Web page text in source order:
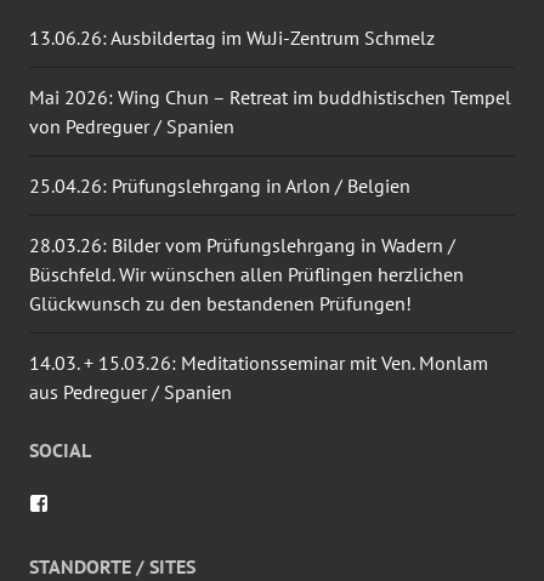
13.06.26: Ausbildertag im WuJi-Zentrum Schmelz
Mai 2026: Wing Chun – Retreat im buddhistischen Tempel
von Pedreguer / Spanien
25.04.26: Prüfungslehrgang in Arlon / Belgien
28.03.26: Bilder vom Prüfungslehrgang in Wadern /
Büschfeld. Wir wünschen allen Prüflingen herzlichen
Glückwunsch zu den bestandenen Prüfungen!
14.03. + 15.03.26: Meditationsseminar mit Ven. Monlam
aus Pedreguer / Spanien
SOCIAL
auf
STANDORTE / SITES